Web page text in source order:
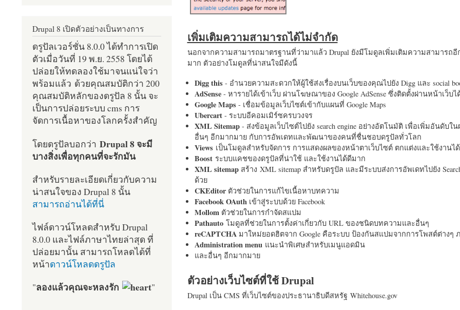
เพิ่มเติมความสามารถได้ไม่จำกัด
นอกจากความสามารถมาตรฐานที่ว่ามาแล้ว Drupal ยังมีโมดูลเพิ่มเติมความสามารถอี
มาก ตัวอย่างโมดูลที่น่าสนใจมีดังนี้
Digg this- อำนวยความสะดวกให้ผู้ใช้ส่งเรื่องบนเว็บของคุณไปยัง Digg และ social
AdSense- หารายได้เข้าเว็บ ผ่านโฆษณาของ Google AdSense ซึ่งติดตั้งผ่านหน้าเว็บไ
Google Maps- เชื่อมข้อมูลเว็บไซต์เข้ากับแผนที่ Google Maps
Ubercart- ระบบอีคอมเมิร์ซครบวงจร
XML Sitemap- ส่งข้อมูลเว็บไซต์ไปยัง search engine อย่างอัตโนมัติ เพื่อเพิ่มอันดับใ
อื่นๆ อีกมากมาย กับการอัพเดทและพัฒนาของคนที่ชื่นชอบดรูปัลทั่วโลก
Views เป็นโมดูลสำหรับจัดการ การแสดงผลของหน้าตาเว็บไซต์ ตกแต่งและใช้งานไ
Boost ระบบแคชของดรูปัลที่น่าใช้ และใช้งานได้ดีมาก
XML sitemapสร้าง XML sitemap สำหรับดรูปัล และมีระบบส่งการอัพเดทไปยัง
ด้วย
CKEditorตัวช่วยในการแก้ไขเนื้อหาบทความ
Facebook OAuth เข้าสู่ระบบด้วย Facebook
Mollom ตัวช่วยในการกำจัดสแปม
Pathautoโมดูลที่ช่วยในการตั้งค่าเกี่ยวกับ URL ของชนิดบทความและอื่นๆ
reCAPTCHA มาใหม่ยอดฮิตจาก Google คือระบบ ป้องกันสแปมจากการโพสต์ต่างๆ
Administration menu แนะนำพิเศษสำหรับเมนูแอดมิน
และอื่นๆ อีกมากมาย
ตัวอย่างเว็บไซต์ที่ใช้ Drupal
Drupal เป็น CMS ที่เว็บไซต์ของประธานาธิบดีสหรัฐ Whitehouse.gov
Drupal 8 เปิดตัวอย่างเป็นทางการ
ดรูปัลเวอร์ชั่น 8.0.0 ได้ทำการเปิด
ตัวเมื่อวันที่ 19 พ.ย. 2558 โดยได้
ปล่อยให้ทดลองใช้มาจนแน่ใจว่า
พร้อมแล้ว ด้วยคุณสมบัติกว่า 200
คุณสมบัติหลักของดรูปัล 8 นั้น จะ
เป็นการปล่อยระบบ cms การ
จัดการเนื้อหาของโลกครั้งสำคัญ
โดยดรูปัลบอกว่า Drupal 8 จะมี
บางสิ่งเพื่อทุกคนที่จะรักมัน
สำหรับรายละเอียดเกี่ยวกับความ
น่าสนใจของ Drupal 8 นั้น
สามารถอ่านได้ที่นี่
ไฟล์ดาวน์โหลดสำหรับ Drupal
8.0.0 และไฟล์ภาษาไทยล่าสุด ที่
ปล่อยมานั้น สามารถโหลดได้ที่
หน้าดาวน์โหลดดรูปัล
"ลองแล้วคุณจะหลงรัก "